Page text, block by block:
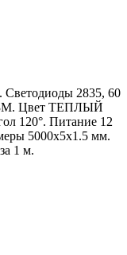
Светодиоды 2835, 60
3M. Цвет ТЕПЛЫЙ
120°. Питание 12
5000х5х1.5 мм.
1 м.